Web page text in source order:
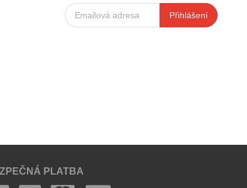
Přihlášení
PLATBA